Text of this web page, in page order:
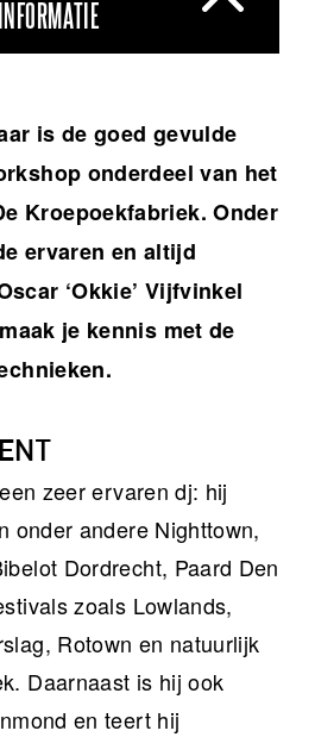
INFORMATIE
is de goed gevulde
onderdeel van het
Kroepoekfabriek. Onder
ervaren en altijd
‘Okkie’ Vijfvinkel
je kennis met de
zeer ervaren dj: hij
onder andere Nighttown,
Dordrecht, Paard Den
zoals Lowlands,
Rotown en natuurlijk
Daarnaast is hij ook
en teert hij